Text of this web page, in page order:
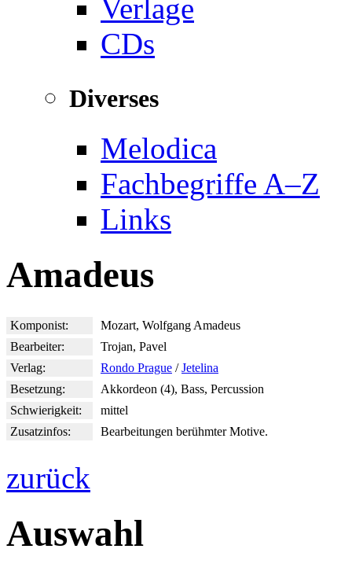
Verlage
CDs
Diverses
Melodica
Fachbegriffe A–Z
Links
Amadeus
Komponist:
Mozart, Wolfgang Amadeus
Bearbeiter:
Trojan, Pavel
Verlag:
Rondo Prague /Jetelina
Besetzung:
Akkordeon (4), Bass, Percussion
Schwierigkeit:
mittel
Zusatzinfos:
Bearbeitungen berühmter Motive.
zurück
Auswahl